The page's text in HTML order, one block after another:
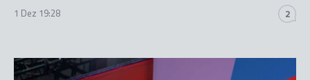
1 Dez 19:28 2